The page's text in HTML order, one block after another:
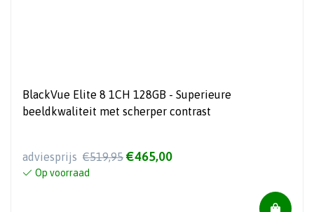
BlackVue Elite 8 1CH 128GB - Superieure
beeldkwaliteit met scherper contrast
adviesprijs €519,95 €465,00
Op voorraad